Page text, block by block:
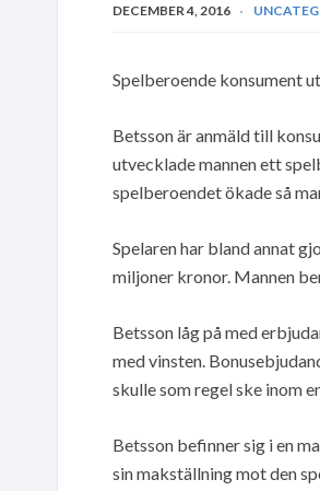
DECEMBER 4, 2016
Spelberoende konsument
Betsson är anmäld till
utvecklade mannen ett
spelberoendet ökade så
Spelaren har bland annat
miljoner kronor. Mannen
Betsson låg på med
med vinsten.
skulle som regel ske inom
Betsson befinner sig i en
sin makställning mot den